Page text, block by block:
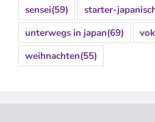
sensei(59) starter-
unterwegs in japan(69)
weihnachten(55)